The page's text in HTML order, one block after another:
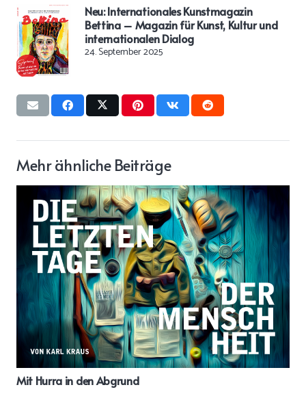
Neu: Internationales Kunstmagazin
Bettina – Magazin für Kunst, Kultur und
internationalen Dialog
24. September 2025
Mehr ähnliche Beiträge
Mit Hurra in den Abgrund